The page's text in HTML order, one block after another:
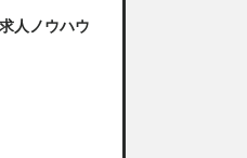
人ノウハウ